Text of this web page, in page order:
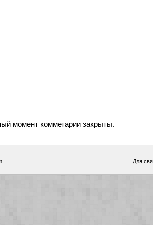
момент комметарии закрыты.
Для